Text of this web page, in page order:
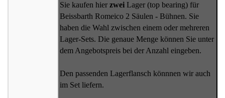
Sie kaufen hier zwei Lager (top bearing) für
Beissbarth Romeico 2 Säulen - Bühnen. Sie
haben die Wahl zwischen einem oder mehreren
Lager-Sets. Die genaue Menge können Sie unter
dem Angebotspreis bei der Anzahl eingeben.
Den passenden Lagerflansch könnnen wir auch
im Set liefern.